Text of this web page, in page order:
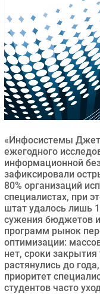
Outsourcing
Кадры
Регулирование
Финансы
Web
Безопасность
Инновации
CIO/Управление
Гаджеты
Здоровье
РАЗДЕЛЫ
Новости
Аналитика
Интервью
Мероприятия
«Инфосистемы
ежегодного
информационной
зафиксировали
80% организаций
специалистах, при
штат удалось лишь
сужения бюджетов
программ рынок
оптимизации:
нет, сроки
растянулись до
приоритет
студентов часто